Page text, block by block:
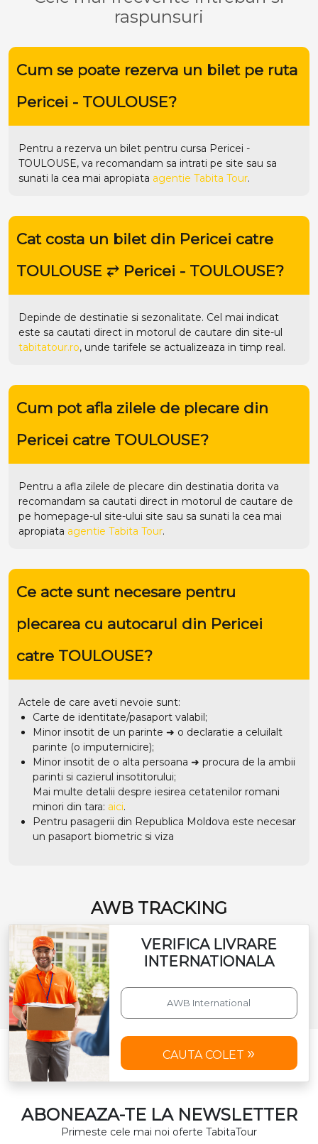
raspunsuri
Cum se poate rezerva un bilet pe ruta
Pericei - TOULOUSE?
Pentru a rezerva un bilet pentru cursa Pericei -
TOULOUSE, va recomandam sa intrati pe site sau sa
sunati la cea mai apropiata agentie Tabita Tour.
Cat costa un bilet din Pericei catre
TOULOUSE ⥂ Pericei - TOULOUSE?
Depinde de destinatie si sezonalitate. Cel mai indicat
este sa cautati direct in motorul de cautare din site-ul
tabitatour.ro, unde tarifele se actualizeaza in timp real.
Cum pot afla zilele de plecare din
Pericei catre TOULOUSE?
Pentru a afla zilele de plecare din destinatia dorita va
recomandam sa cautati direct in motorul de cautare de
pe homepage-ul site-ului site sau sa sunati la cea mai
apropiata agentie Tabita Tour.
Ce acte sunt necesare pentru
plecarea cu autocarul din Pericei
catre TOULOUSE?
Actele de care aveti nevoie sunt:
Carte de identitate/pasaport valabil;
Minor insotit de un parinte ➜ o declaratie a celuilalt
parinte (o imputernicire);
Minor insotit de o alta persoana ➜ procura de la ambii
parinti si cazierul insotitorului;
Mai multe detalii despre iesirea cetatenilor romani
minori din tara: aici.
Pentru pasagerii din Republica Moldova este necesar
un pasaport biometric si viza
AWB TRACKING
VERIFICA LIVRARE
INTERNATIONALA
CAUTA COLET
ABONEAZA-TE LA NEWSLETTER
Primeste cele mai noi oferte TabitaTour